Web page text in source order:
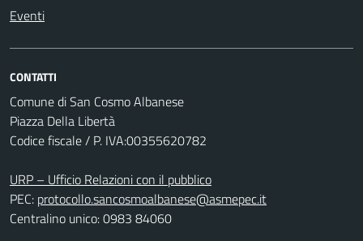
Eventi
CONTATTI
Comune di San Cosmo Albanese
Piazza Della Libertà
Codice fiscale / P. IVA:00355620782
URP – Ufficio Relazioni con il pubblico
PEC: protocollo.sancosmoalbanese@asmepec.it
Centralino unico: 0983 84060